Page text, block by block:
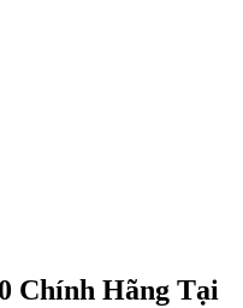
Chính Hãng Tại